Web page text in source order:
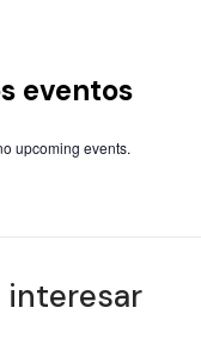
eventos
upcoming events.
interesar